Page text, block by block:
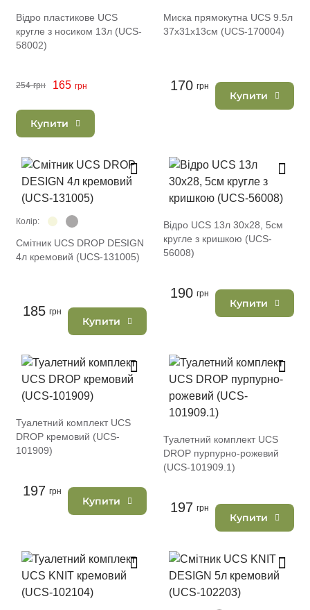
Відро пластикове UCS
кругле з носиком 13л (UCS-
58002)
254 грн 165 грн
Купити
Миска прямокутна UCS 9.5л
37х31х13см (UCS-170004)
170 грн
Купити
Колір:
Смітник UCS DROP DESIGN
4л кремовий (UCS-131005)
185 грн
Купити
Відро UCS 13л 30х28, 5см
кругле з кришкою (UCS-
56008)
190 грн
Купити
Туалетний комплект UCS
DROP кремовий (UCS-
101909)
197 грн
Купити
Туалетний комплект UCS
DROP пурпурно-рожевий
(UCS-101909.1)
197 грн
Купити